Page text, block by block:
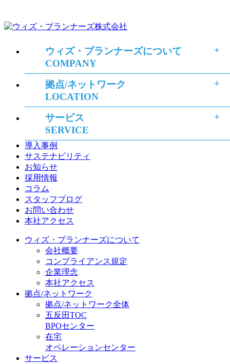
ウィズ・プランナーズについて
COMPANY
拠点/ネットワーク
LOCATION
サービス
SERVICE
導入事例
サステナビリティ
お知らせ
採用情報
コラム
スタッフブログ
お問い合わせ
本社アクセス
ウィズ・プランナーズについて
会社概要
コンプライアンス規定
企業理念
本社アクセス
拠点/ネットワーク
拠点/ネットワーク全体
五反田TOC
BPOセンター
在宅
オペレーションセンター
サービス